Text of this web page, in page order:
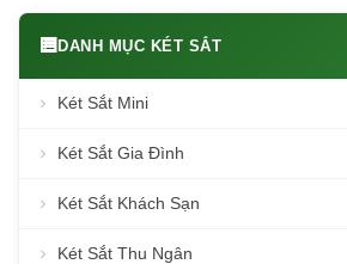
DANH MỤC KÉT SẮT
Két Sắt Mini
Két Sắt Gia Đình
Két Sắt Khách Sạn
Két Sắt Thu Ngân